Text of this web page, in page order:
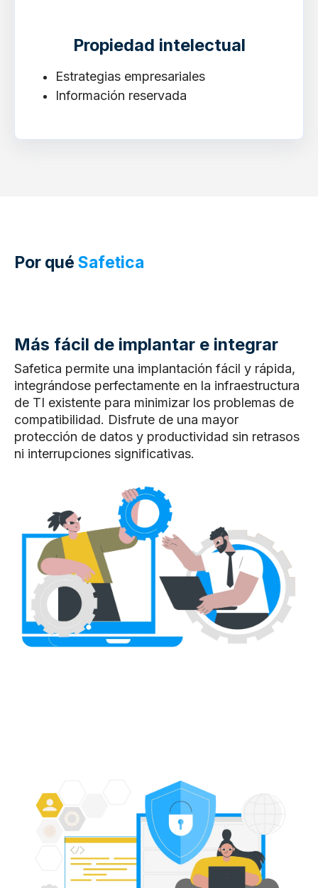
Propiedad intelectual
Estrategias empresariales
Información reservada
Por qué Safetica
Más fácil de implantar e integrar
Safetica permite una implantación fácil y rápida,
integrándose perfectamente en la infraestructura
de TI existente para minimizar los problemas de
compatibilidad. Disfrute de una mayor
protección de datos y productividad sin retrasos
ni interrupciones significativas.